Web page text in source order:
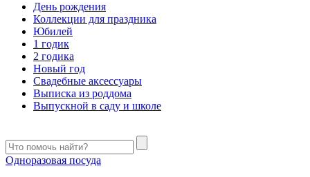
День рождения
Коллекции для праздника
Юбилей
1 годик
2 годика
Новый год
Свадебные аксессуары
Выписка из роддома
Выпускной в саду и школе
Одноразовая посуда